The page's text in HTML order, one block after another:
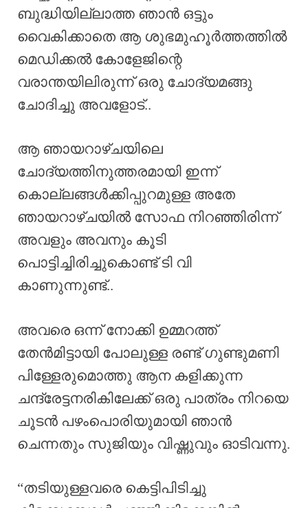
ബുദ്ധിയില്ലാത്ത ഞാൻ ഒട്ടും
വൈകിക്കാതെ ആ ശുഭമുഹൂർത്തത്തിൽ
മെഡിക്കൽ കോളേജിന്റെ
വരാന്തയിലിരുന്ന് ഒരു ചോദ്യമങ്ങു
ചോദിച്ചു അവളോട്..
ആ ഞായറാഴ്ചയിലെ
ചോദ്യത്തിനുത്തരമായി ഇന്ന്
കൊല്ലങ്ങൾക്കിപ്പുറമുള്ള അതേ
ഞായറാഴ്ചയിൽ സോഫ നിറഞ്ഞിരിന്ന്
അവളും അവനും കൂടി
പൊട്ടിച്ചിരിച്ചുകൊണ്ട് ടി വി
കാണുന്നുണ്ട്..
അവരെ ഒന്ന് നോക്കി ഉമ്മറത്ത്
തേൻമിട്ടായി പോലുള്ള രണ്ട് ഗുണ്ടുമണി
പിള്ളേരുമൊത്തു ആന കളിക്കുന്ന
ചന്ദ്രേട്ടനരികിലേക്ക് ഒരു പാത്രം നിറയെ
ചൂടൻ പഴംപൊരിയുമായി ഞാൻ
ചെന്നതും സുജിയും വിഷ്ണുവും ഓടിവന്നു.
“തടിയുള്ളവരെ കെട്ടിപിടിച്ചു